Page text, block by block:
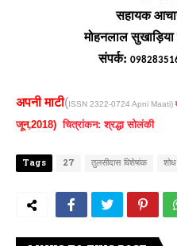
सहायक
मोहनलाल सुखाड़िया
संपर्क:
अपनी माटी(ISSN 2322-0724 Apni Maati)
जून,2018)चित्रांकन: श्रद्धा सोलंकी
Tags 27 तुलसीदास विशेषांक